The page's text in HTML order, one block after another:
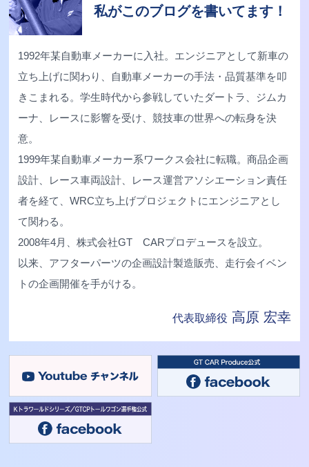
私がこのブログを書いてます！
1992年某自動車メーカーに入社。エンジニアとして新車の
立ち上げに関わり、自動車メーカーの手法・品質基準を叩
きこまれる。学生時代から参戦していたダートラ、ジムカ
ーナ、レースに影響を受け、競技車の世界への転身を決
意。
1999年某自動車メーカー系ワークス会社に転職。商品企画
設計、レース車両設計、レース運営アソシエーション責任
者を経て、WRC立ち上げプロジェクトにエンジニアとし
て関わる。
2008年4月、株式会社GT CARプロデュースを設立。
以来、アフターパーツの企画設計製造販売、走行会イベン
トの企画開催を手がける。
代表取締役 高原 宏幸